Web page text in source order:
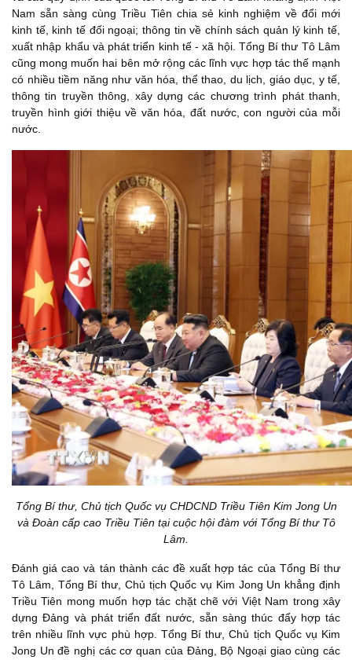
Nam sẵn sàng cùng Triều Tiên chia sẻ kinh nghiệm về đổi mới
kinh tế, kinh tế đối ngoại; thông tin về chính sách quản lý kinh tế,
xuất nhập khẩu và phát triển kinh tế - xã hội. Tổng Bí thư Tô Lâm
cũng mong muốn hai bên mở rộng các lĩnh vực hợp tác thế mạnh
có nhiều tiềm năng như văn hóa, thể thao, du lịch, giáo dục, y tế,
thông tin truyền thông, xây dựng các chương trình phát thanh,
truyền hình giới thiệu về văn hóa, đất nước, con người của mỗi
nước.
Tổng Bí thư, Chủ tịch Quốc vụ CHDCND Triều Tiên Kim Jong Un
và Đoàn cấp cao Triều Tiên tại cuộc hội đàm với Tổng Bí thư Tô
Lâm.
Đánh giá cao và tán thành các đề xuất hợp tác của Tổng Bí thư
Tô Lâm, Tổng Bí thư, Chủ tịch Quốc vụ Kim Jong Un khẳng định
Triều Tiên mong muốn hợp tác chặt chẽ với Việt Nam trong xây
dựng Đảng và phát triển đất nước, sẵn sàng thúc đẩy hợp tác
trên nhiều lĩnh vực phù hợp. Tổng Bí thư, Chủ tịch Quốc vụ Kim
Jong Un đề nghị các cơ quan của Đảng, Bộ Ngoại giao cùng các